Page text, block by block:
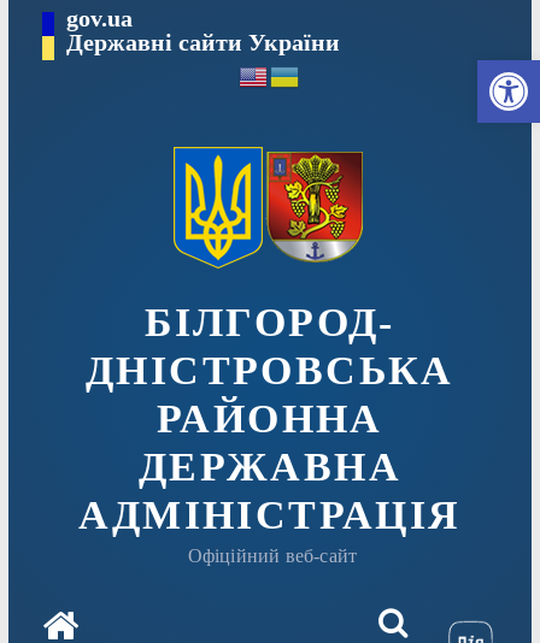
вмісту
gov.ua
Державні сайти України
БІЛГОРОД-
ДНІСТРОВСЬКА
РАЙОННА
ДЕРЖАВНА
АДМІНІСТРАЦІЯ
Офіційний веб-сайт